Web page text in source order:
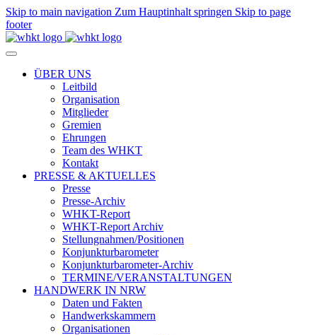
Skip to main navigation Zum Hauptinhalt springen Skip to page
footer
ÜBER UNS
Leitbild
Organisation
Mitglieder
Gremien
Ehrungen
Team des WHKT
Kontakt
PRESSE & AKTUELLES
Presse
Presse-Archiv
WHKT-Report
WHKT-Report Archiv
Stellungnahmen/Positionen
Konjunkturbarometer
Konjunkturbarometer-Archiv
TERMINE/VERANSTALTUNGEN
HANDWERK IN NRW
Daten und Fakten
Handwerkskammern
Organisationen